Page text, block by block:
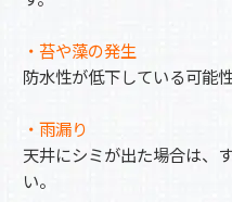
・苔や藻の発生
防水性が低下している可能
・雨漏り
天井にシミが出た場合は、
い。